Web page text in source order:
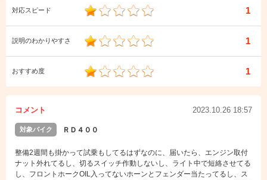
対応スピード 1
説明のわかりやすさ 1
おすすめ度 1
コメント 2023.10.26 18:57
対象バイク ＲＤ４００
整備2週間も掛かって試乗もしてるはずなのに、届いたら、エンジン取付
ナット外れてるし、切るスイッチ作動しないし、ライト中で短絡させてる
し、フロントホークOIL入ってないホーンとフェンダー当たってるし、ス